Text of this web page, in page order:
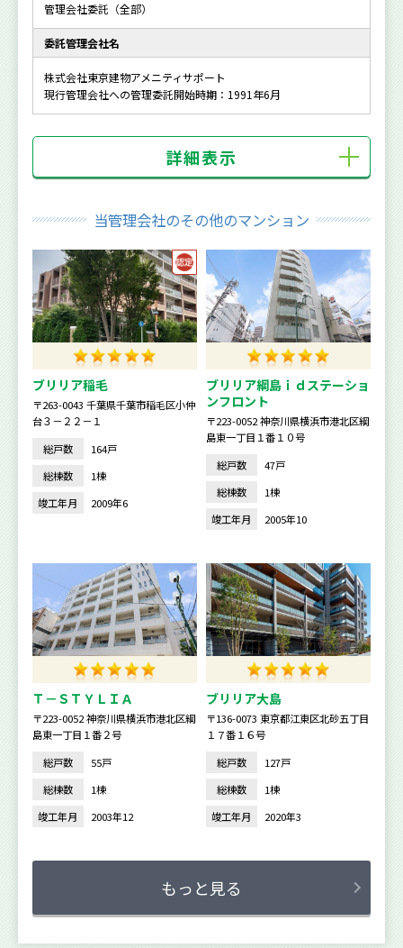
管理会社委託（全部）
委託管理会社名
株式会社東京建物アメニティサポート
現行管理会社への管理委託開始時期：1991年6月
詳細表示
当管理会社のその他のマンション
ブリリア稲毛
〒263-0043 千葉県千葉市稲毛区小仲
台３－２２－１
総戸数
164戸
総棟数
1棟
竣工年月
2009年6
ブリリア綱島ｉｄステーショ
ンフロント
〒223-0052 神奈川県横浜市港北区綱
島東一丁目１番１０号
総戸数
47戸
総棟数
1棟
竣工年月
2005年10
Ｔ－ＳＴＹＬＩＡ
〒223-0052 神奈川県横浜市港北区綱
島東一丁目１番２号
総戸数
55戸
総棟数
1棟
竣工年月
2003年12
ブリリア大島
〒136-0073 東京都江東区北砂五丁目
１７番１６号
総戸数
127戸
総棟数
1棟
竣工年月
2020年3
もっと見る